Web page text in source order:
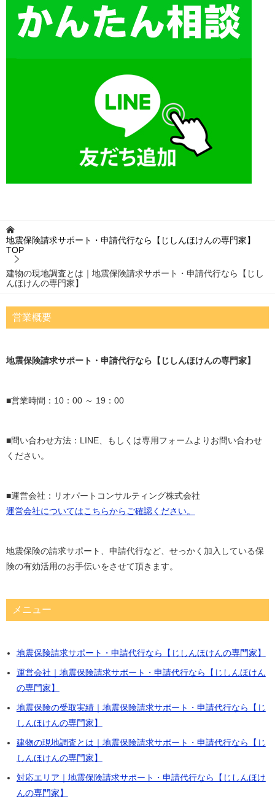
地震保険請求サポート・申請代行なら【じしんほけんの専門家】
TOP
建物の現地調査とは｜地震保険請求サポート・申請代行なら【じし
んほけんの専門家】
営業概要
地震保険請求サポート・申請代行なら【じしんほけんの専門家】
■営業時間：10：00 ～ 19：00
■問い合わせ方法：LINE、もしくは専用フォームよりお問い合わせ
ください。
■運営会社：リオパートコンサルティング株式会社
運営会社についてはこちらからご確認ください。
地震保険の請求サポート、申請代行など、せっかく加入している保
険の有効活用のお手伝いをさせて頂きます。
メニュー
地震保険請求サポート・申請代行なら【じしんほけんの専門家】
運営会社｜地震保険請求サポート・申請代行なら【じしんほけん
の専門家】
地震保険の受取実績｜地震保険請求サポート・申請代行なら【じ
しんほけんの専門家】
建物の現地調査とは｜地震保険請求サポート・申請代行なら【じ
しんほけんの専門家】
対応エリア｜地震保険請求サポート・申請代行なら【じしんほけ
んの専門家】